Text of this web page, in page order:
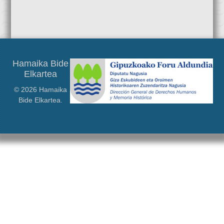
antolatzen duen ekimen honetan.
Hamaika Bide
Elkartea
© 2026 Hamaika
Bide Elkartea.